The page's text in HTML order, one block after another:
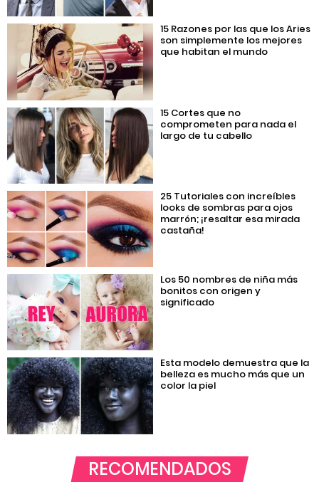
15 Razones por las que los Aries
son simplemente los mejores
que habitan el mundo
15 Cortes que no
comprometen para nada el
largo de tu cabello
25 Tutoriales con increíbles
looks de sombras para ojos
marrón; ¡resaltar esa mirada
castaña!
Los 50 nombres de niña más
bonitos con origen y
significado
Esta modelo demuestra que la
belleza es mucho más que un
color la piel
RECOMENDADOS